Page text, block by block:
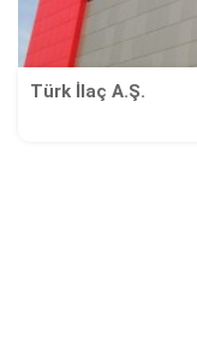
Türk İlaç A.Ş.